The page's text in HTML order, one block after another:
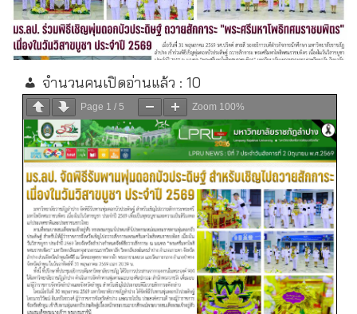
จำนวนคนเปิดอ่านแล้ว : 10
Page 1 / 5 Zoom 100%